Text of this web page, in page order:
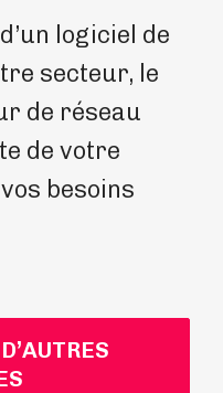
logiciel de
secteur, le
de réseau
de votre
besoins